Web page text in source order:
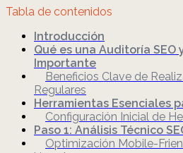
Tabla de contenidos
Introducción
Qué es una Auditoría SEO
Importante
Beneficios Clave de
Regulares
Herramientas Esenciales
Configuración Inicial de
Paso 1: Análisis Técnico
Optimización Mobile-